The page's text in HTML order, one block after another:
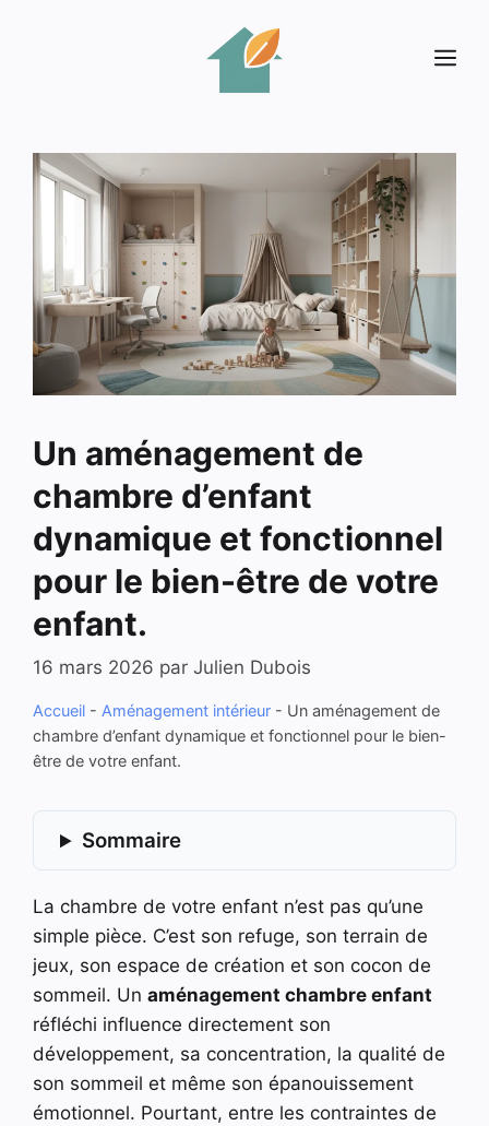
Un aménagement de
chambre d’enfant
dynamique et fonctionnel
pour le bien-être de votre
enfant.
16 mars 2026 par Julien Dubois
Accueil - Aménagement intérieur - Un aménagement de
chambre d’enfant dynamique et fonctionnel pour le bien-
être de votre enfant.
Sommaire
La chambre de votre enfant n’est pas qu’une
simple pièce. C’est son refuge, son terrain de
jeux, son espace de création et son cocon de
sommeil. Un aménagement chambre enfant
réfléchi influence directement son
développement, sa concentration, la qualité de
son sommeil et même son épanouissement
émotionnel. Pourtant, entre les contraintes de